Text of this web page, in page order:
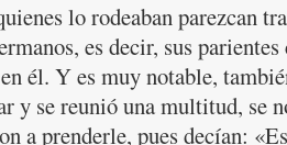
lo rodeaban parezcan
es decir, sus parientes
él. Y es muy notable,
y se reunió una multitud, se
a prenderle, pues decían: